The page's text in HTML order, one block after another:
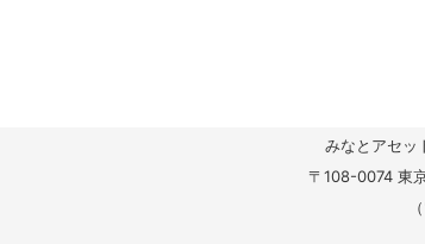
みなとアセッ
〒108-0074 東